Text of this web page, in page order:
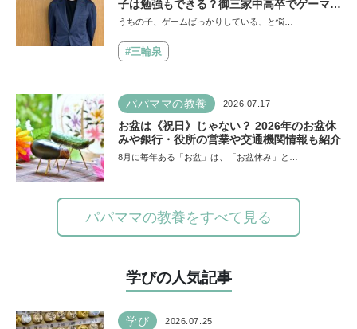
子は勉強もできる？御三家中高卒でゲーマー
の医師・阿部智史さんが教えるゲームしなが
うちの子、ゲームばっかりしている、と悩…
#三輪泉
パパママの教養 2026.07.17
お盆は《祝日》じゃない？ 2026年のお盆休
みや銀行・役所の営業や交通機関情報も紹介
8月に毎年ある「お盆」は、「お盆休み」と…
パパママの教養をすべて見る
学びの人気記事
学び 2026.07.25